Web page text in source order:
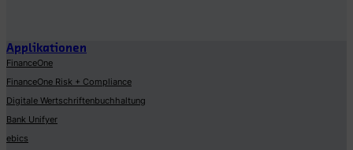
Applikationen
FinanceOne
FinanceOne Risk + Compliance
Digitale Wertschriftenbuchhaltung
Bank Unifyer
ebics